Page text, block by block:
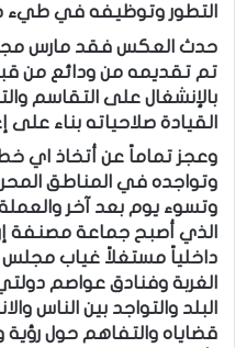
التطور وتوظيفه في طيء
حدث العكس فقد مارس
تم تقديمه من ودائع من
بالإنشغال على التقاسم
القيادة صلاحياته بناء على
وعجز تماماً عن أتخاذ اي
وتواجده في المناطق
وتسوء يوم بعد آخر
الذي أصبح جماعة مصنفة
داخلياً مستغلاً غياب مجلس
الغربة وفنادق عواصم
البلد والتواجد بين الناس
قضاياه والتفاهم حول